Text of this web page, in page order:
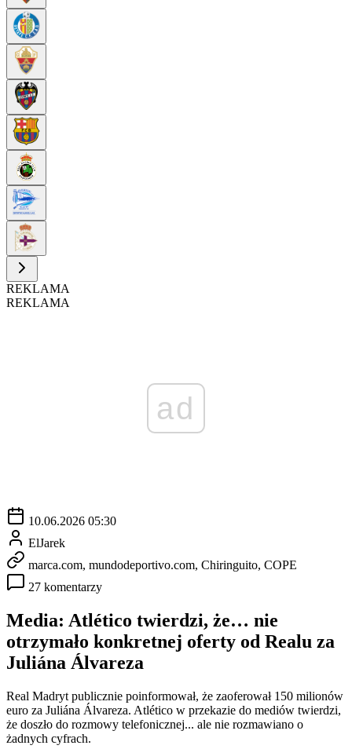
REKLAMA
REKLAMA
ad
10.06.2026 05:30
ElJarek
marca.com, mundodeportivo.com, Chiringuito, COPE
27 komentarzy
Media: Atlético twierdzi, że… nie
otrzymało konkretnej oferty od Realu za
Juliána Álvareza
Real Madryt publicznie poinformował, że zaoferował 150 milionów
euro za Juliána Álvareza. Atlético w przekazie do mediów twierdzi,
że doszło do rozmowy telefonicznej... ale nie rozmawiano o
żadnych cyfrach.